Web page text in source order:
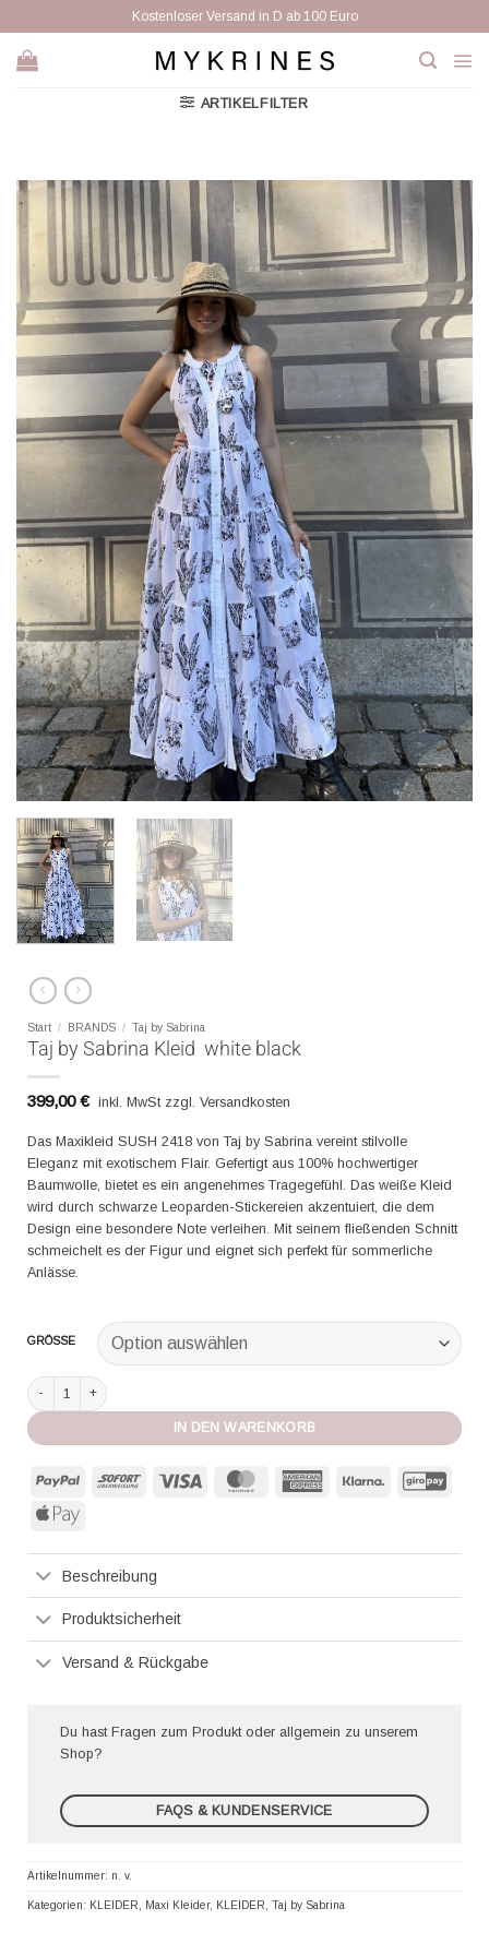
Inhalt
springen
Kostenloser Versand in D ab 100 Euro
ARTIKELFILTER
Start / BRANDS / Taj by Sabrina
Taj by Sabrina Kleid white black
399,00€ inkl. MwSt zzgl. Versandkosten
​Das Maxikleid SUSH 2418 von Taj by Sabrina vereint stilvolle
Eleganz mit exotischem Flair. Gefertigt aus 100% hochwertiger
Baumwolle, bietet es ein angenehmes Tragegefühl. Das weiße Kleid
wird durch schwarze Leoparden-Stickereien akzentuiert, die dem
Design eine besondere Note verleihen. Mit seinem fließenden Schnitt
schmeichelt es der Figur und eignet sich perfekt für sommerliche
Anlässe.​
GRÖSSE
Taj by Sabrina Kleid white black Menge
IN DEN WARENKORB
PayPal Sofort MasterCard American
Klarna
Apple
Beschreibung
Produktsicherheit
Versand & Rückgabe
Du hast Fragen zum Produkt oder allgemein zu unserem
Shop?
FAQS & KUNDENSERVICE
Artikelnummer: n. v.
Kategorien: KLEIDER, Maxi Kleider, KLEIDER, Taj by Sabrina